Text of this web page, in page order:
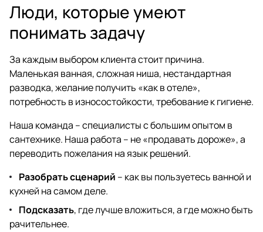
Люди, которые умеют
понимать задачу
За каждым выбором клиента стоит причина.
Маленькая ванная, сложная ниша, нестандартная
разводка, желание получить «как в отеле»,
потребность в износостойкости, требование к гигиене.
Наша команда – специалисты с большим опытом в
сантехнике. Наша работа – не «продавать дороже», а
переводить пожелания на язык решений.
Разобрать сценарий – как вы пользуетесь ванной и
кухней на самом деле.
Подсказать, где лучше вложиться, а где можно быть
рачительнее.